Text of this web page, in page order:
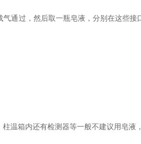
过，然后取一瓶皂液，分别在这些接
箱内还有检测器等一般不建议用皂液